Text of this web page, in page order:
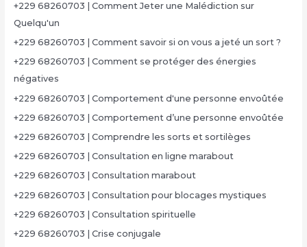
+229 68260703 | Comment Jeter une Malédiction sur
Quelqu'un
+229 68260703 | Comment savoir si on vous a jeté un sort ?
+229 68260703 | Comment se protéger des énergies
négatives
+229 68260703 | Comportement d'une personne envoûtée
+229 68260703 | Comportement d’une personne envoûtée
+229 68260703 | Comprendre les sorts et sortilèges
+229 68260703 | Consultation en ligne marabout
+229 68260703 | Consultation marabout
+229 68260703 | Consultation pour blocages mystiques
+229 68260703 | Consultation spirituelle
+229 68260703 | Crise conjugale